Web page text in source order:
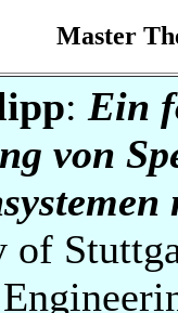
Master
: Ein
von